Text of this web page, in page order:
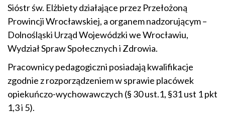
Sióstr św. Elżbiety działające przez Przełożoną
Prowincji Wrocławskiej, a organem nadzorującym –
Dolnośląski Urząd Wojewódzki we Wrocławiu,
Wydział Spraw Społecznych i Zdrowia.
Pracownicy pedagogiczni posiadają kwalifikacje
zgodnie z rozporządzeniem w sprawie placówek
opiekuńczo-wychowawczych (§ 30 ust.1, §31 ust 1 pkt
1,3 i 5).